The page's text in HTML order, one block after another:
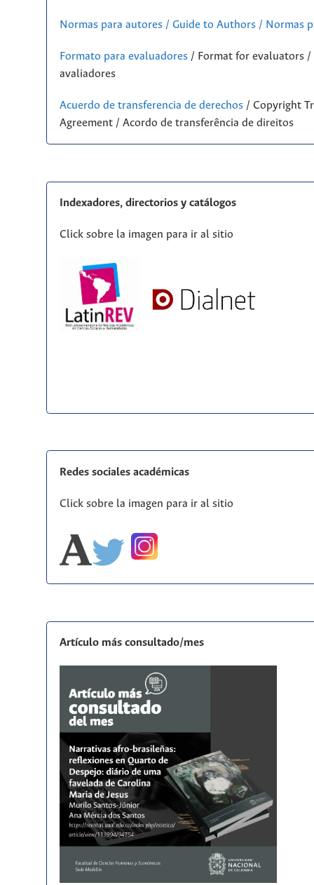
Normas para autores / Guide to Authors / Normas
Formato para evaluadores/ Format for evaluators /
avaliadores
Acuerdo de transferencia de derechos/ Copyright
Agreement / Acordo de transferência de direitos
Indexadores, directorios y catálogos
Click sobre la imagen para ir al sitio
Redes sociales académicas
Click sobre la imagen para ir al sitio
Artículo más consultado/mes